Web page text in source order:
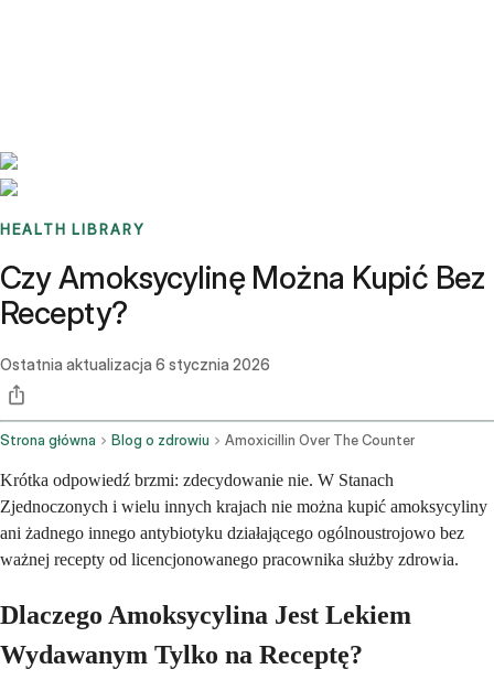
HEALTH LIBRARY
Czy Amoksycylinę Można Kupić Bez
Recepty?
Ostatnia aktualizacja 6 stycznia 2026
Strona główna Blog o zdrowiu Amoxicillin Over The Counter
Krótka odpowiedź brzmi: zdecydowanie nie. W Stanach
Zjednoczonych i wielu innych krajach nie można kupić amoksycyliny
ani żadnego innego antybiotyku działającego ogólnoustrojowo bez
ważnej recepty od licencjonowanego pracownika służby zdrowia.
Dlaczego Amoksycylina Jest Lekiem
Wydawanym Tylko na Receptę?